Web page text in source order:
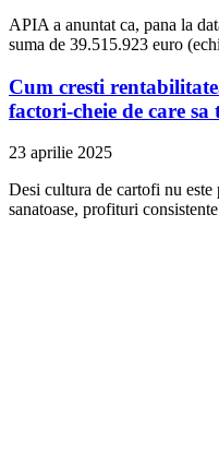
APIA a anuntat ca, pana la
suma de 39.515.923 euro
Cum cresti
factori-cheie de care sa
23 aprilie 2025
Desi cultura de cartofi nu
sanatoase, profituri